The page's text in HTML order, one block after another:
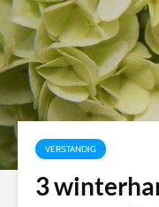
VERSTANDIG
3